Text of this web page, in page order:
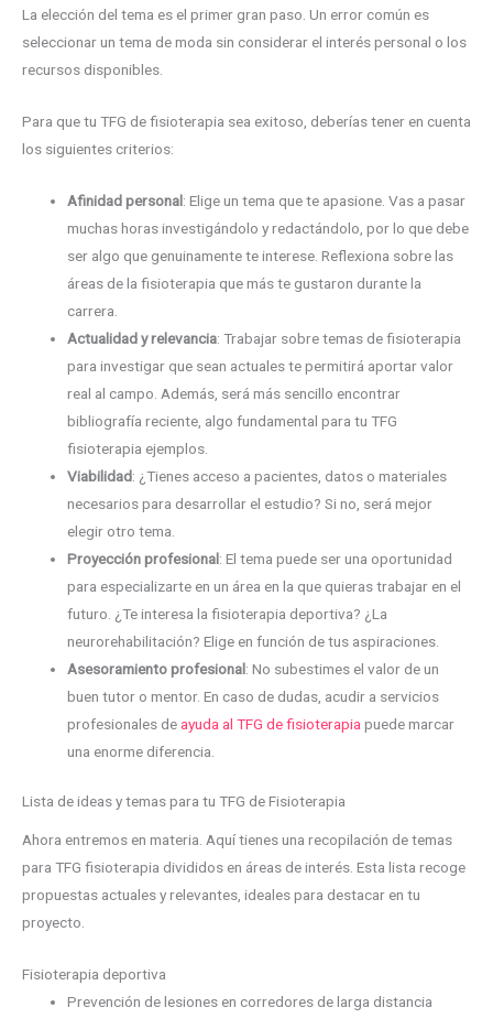
La elección del tema es el primer gran paso. Un error común es
seleccionar un tema de moda sin considerar el interés personal o los
recursos disponibles.
Para que tu TFG de fisioterapia sea exitoso, deberías tener en cuenta
los siguientes criterios:
Afinidad personal: Elige un tema que te apasione. Vas a pasar
muchas horas investigándolo y redactándolo, por lo que debe
ser algo que genuinamente te interese. Reflexiona sobre las
áreas de la fisioterapia que más te gustaron durante la
carrera.
Actualidad y relevancia: Trabajar sobre temas de fisioterapia
para investigar que sean actuales te permitirá aportar valor
real al campo. Además, será más sencillo encontrar
bibliografía reciente, algo fundamental para tu TFG
fisioterapia ejemplos.
Viabilidad: ¿Tienes acceso a pacientes, datos o materiales
necesarios para desarrollar el estudio? Si no, será mejor
elegir otro tema.
Proyección profesional: El tema puede ser una oportunidad
para especializarte en un área en la que quieras trabajar en el
futuro. ¿Te interesa la fisioterapia deportiva? ¿La
neurorehabilitación? Elige en función de tus aspiraciones.
Asesoramiento profesional: No subestimes el valor de un
buen tutor o mentor. En caso de dudas, acudir a servicios
profesionales deayuda al TFG de fisioterapia puede marcar
una enorme diferencia.
Lista de ideas y temas para tu TFG de Fisioterapia
Ahora entremos en materia. Aquí tienes una recopilación de temas
para TFG fisioterapia divididos en áreas de interés. Esta lista recoge
propuestas actuales y relevantes, ideales para destacar en tu
proyecto.
Fisioterapia deportiva
Prevención de lesiones en corredores de larga distancia